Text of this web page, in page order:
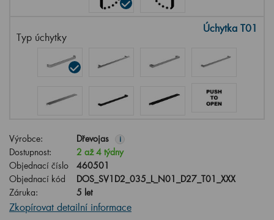
Typ úchytky
Úchytka T01
Výrobce: Dřevojas i
Dostupnost:
2 až 4 týdny
Objednací číslo
460501
Objednací kód
DOS_SV1D2_035_L_N01_D27_T01_XXX
Záruka:
5 let
Zkopírovat detailní informace